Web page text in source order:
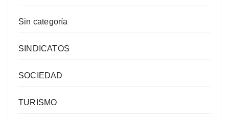
Sin categoría
SINDICATOS
SOCIEDAD
TURISMO